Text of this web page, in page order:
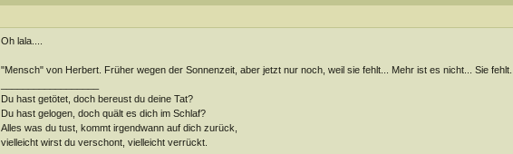
Oh lala....
"Mensch" von Herbert. Früher wegen der Sonnenzeit, aber jetzt nur noch, weil sie fehlt... Mehr ist es nicht... Sie fehlt...
Du hast getötet, doch bereust du deine Tat?
Du hast gelogen, doch quält es dich im Schlaf?
Alles was du tust, kommt irgendwann auf dich zurück,
vielleicht wirst du verschont, vielleicht verrückt.